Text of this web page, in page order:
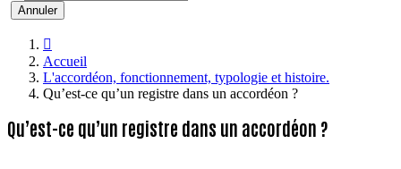
Annuler

Accueil
L'accordéon, fonctionnement, typologie et histoire.
Qu’est-ce qu’un registre dans un accordéon ?
Qu’est-ce qu’un registre dans un accordéon ?